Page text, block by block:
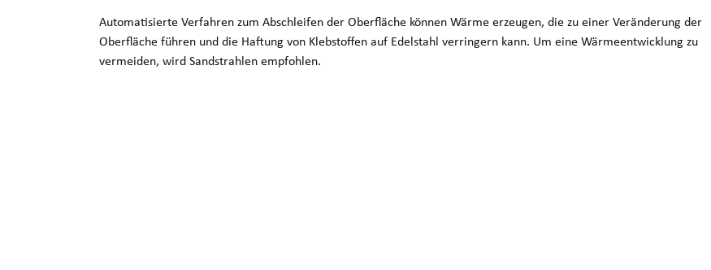
Automatisierte Verfahren zum Abschleifen der Oberfläche können Wärme erzeugen, die zu einer Veränderung der
Oberfläche führen und die Haftung von Klebstoffen auf Edelstahl verringern kann. Um eine Wärmeentwicklung zu
vermeiden, wird Sandstrahlen empfohlen.